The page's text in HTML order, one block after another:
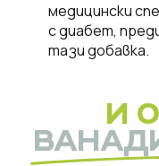
медицински
с диабет,
тази добавка.
И